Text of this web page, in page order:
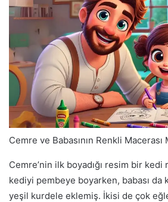
Cemre ve Babasının Renkli Macerası
Cemre’nin ilk boyadığı resim bir
kediyi pembeye boyarken, babası
yeşil kurdele eklemiş. İkisi de çok